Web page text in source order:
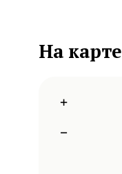
На карте
+
−